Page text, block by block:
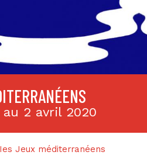
au 2 avril 2020
Jeux méditerranéens